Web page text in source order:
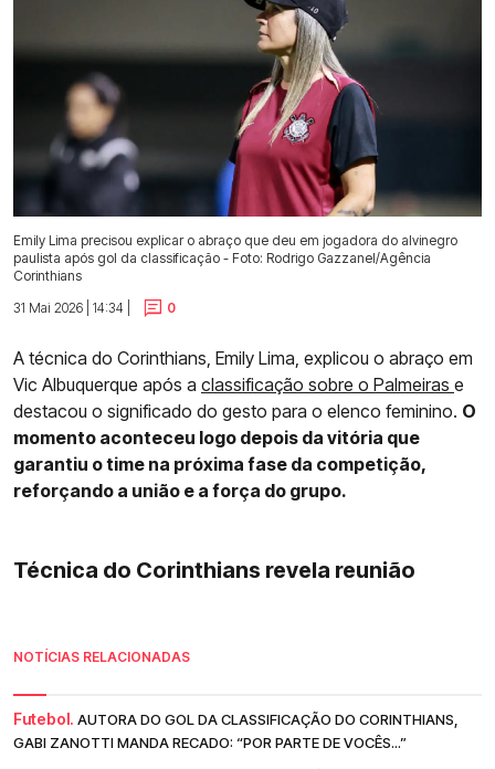
Emily Lima precisou explicar o abraço que deu em jogadora do alvinegro
paulista após gol da classificação - Foto: Rodrigo Gazzanel/Agência
Corinthians
31 Mai 2026 | 14:34 |
0
A técnica do Corinthians, Emily Lima, explicou o abraço em
Vic Albuquerque após a classificação sobre o Palmeiras e
destacou o significado do gesto para o elenco feminino. O
momento aconteceu logo depois da vitória que
garantiu o time na próxima fase da competição,
reforçando a união e a força do grupo.
Técnica do Corinthians revela reunião
NOTÍCIAS RELACIONADAS
Futebol. AUTORA DO GOL DA CLASSIFICAÇÃO DO CORINTHIANS,
GABI ZANOTTI MANDA RECADO: “POR PARTE DE VOCÊS...”